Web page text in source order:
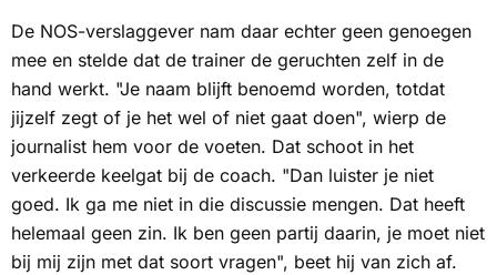
De NOS-verslaggever nam daar echter geen genoegen
mee en stelde dat de trainer de geruchten zelf in de
hand werkt. "Je naam blijft benoemd worden, totdat
jijzelf zegt of je het wel of niet gaat doen", wierp de
journalist hem voor de voeten. Dat schoot in het
verkeerde keelgat bij de coach. "Dan luister je niet
goed. Ik ga me niet in die discussie mengen. Dat heeft
helemaal geen zin. Ik ben geen partij daarin, je moet niet
bij mij zijn met dat soort vragen", beet hij van zich af.